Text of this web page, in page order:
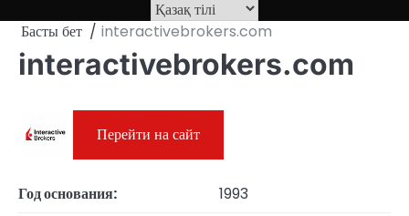
Басты бет interactivebrokers.com
interactivebrokers.com
Перейти на сайт
Год основания: 1993